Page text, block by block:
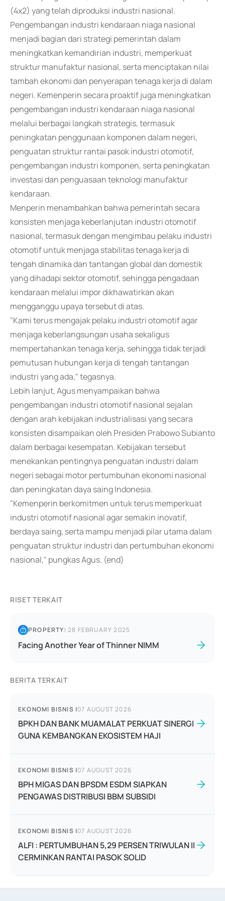
(4x2) yang telah diproduksi industri nasional.
Pengembangan industri kendaraan niaga nasional
menjadi bagian dari strategi pemerintah dalam
meningkatkan kemandirian industri, memperkuat
struktur manufaktur nasional, serta menciptakan nilai
tambah ekonomi dan penyerapan tenaga kerja di dalam
negeri. Kemenperin secara proaktif juga meningkatkan
pengembangan industri kendaraan niaga nasional
melalui berbagai langkah strategis, termasuk
peningkatan penggunaan komponen dalam negeri,
penguatan struktur rantai pasok industri otomotif,
pengembangan industri komponen, serta peningkatan
investasi dan penguasaan teknologi manufaktur
kendaraan.
Menperin menambahkan bahwa pemerintah secara
konsisten menjaga keberlanjutan industri otomotif
nasional, termasuk dengan mengimbau pelaku industri
otomotif untuk menjaga stabilitas tenaga kerja di
tengah dinamika dan tantangan global dan domestik
yang dihadapi sektor otomotif, sehingga pengadaan
kendaraan melalui impor dikhawatirkan akan
mengganggu upaya tersebut di atas.
"Kami terus mengajak pelaku industri otomotif agar
menjaga keberlangsungan usaha sekaligus
mempertahankan tenaga kerja, sehingga tidak terjadi
pemutusan hubungan kerja di tengah tantangan
industri yang ada," tegasnya.
Lebih lanjut, Agus menyampaikan bahwa
pengembangan industri otomotif nasional sejalan
dengan arah kebijakan industrialisasi yang secara
konsisten disampaikan oleh Presiden Prabowo Subianto
dalam berbagai kesempatan. Kebijakan tersebut
menekankan pentingnya penguatan industri dalam
negeri sebagai motor pertumbuhan ekonomi nasional
dan peningkatan daya saing Indonesia.
"Kemenperin berkomitmen untuk terus memperkuat
industri otomotif nasional agar semakin inovatif,
berdaya saing, serta mampu menjadi pilar utama dalam
penguatan struktur industri dan pertumbuhan ekonomi
nasional," pungkas Agus. (end)
RISET TERKAIT
PROPERTY|28 FEBRUARY 2025
Facing Another Year of Thinner NIMM
BERITA TERKAIT
EKONOMI BISNIS |07 AUGUST 2026
BPKH DAN BANK MUAMALAT PERKUAT SINERGI
GUNA KEMBANGKAN EKOSISTEM HAJI
EKONOMI BISNIS |07 AUGUST 2026
BPH MIGAS DAN BPSDM ESDM SIAPKAN
PENGAWAS DISTRIBUSI BBM SUBSIDI
EKONOMI BISNIS |07 AUGUST 2026
ALFI : PERTUMBUHAN 5,29 PERSEN TRIWULAN II
CERMINKAN RANTAI PASOK SOLID